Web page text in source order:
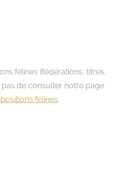
félines (fédérations, titres,
de consulter notre page
félines.